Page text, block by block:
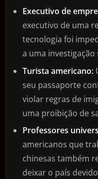
Executivo de
executivo de uma
tecnologia foi
a uma
Turista americano:
seu passaporte
violar regras de
uma proibição de
Professores
americanos que
chinesas também
deixar o país